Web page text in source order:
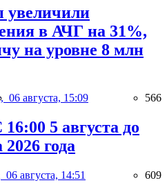
увеличили
в АЧГ на 31%,
на уровне 8 млн
06 августа, 15:09 566
5 августа до
2026 года
06 августа, 14:51 609